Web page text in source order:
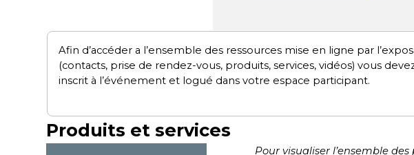
Afin d’accéder a l’ensemble des ressources mise en ligne par
(contacts, prise de rendez-vous, produits, services, vidéos) vous
inscrit à l’événement et logué dans votre espace participant.
Produits et services
Pour visualiser l’ensemble